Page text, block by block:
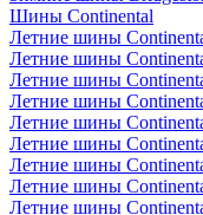
Шины Continental
Летние шины
Летние шины
Летние шины
Летние шины
Летние шины
Летние шины
Летние шины
Летние шины
Летние шины